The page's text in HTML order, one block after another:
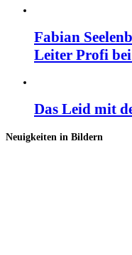
Fabian
Leiter Profi
Das Leid mit
Neuigkeiten in Bildern